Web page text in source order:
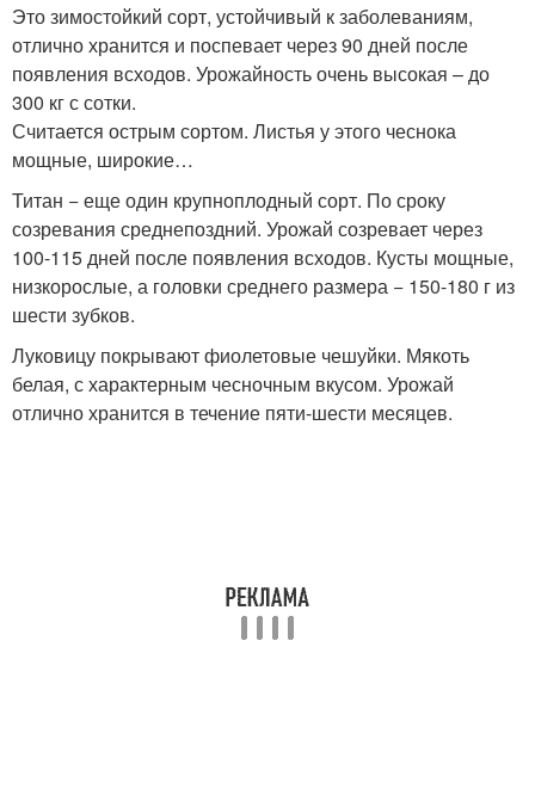
Это зимостойкий сорт, устойчивый к заболеваниям,
отлично хранится и поспевает через 90 дней после
появления всходов. Урожайность очень высокая – до
300 кг с сотки.
Считается острым сортом. Листья у этого чеснока
мощные, широкие…
Титан − еще один крупноплодный сорт. По сроку
созревания среднепоздний. Урожай созревает через
100-115 дней после появления всходов. Кусты мощные,
низкорослые, а головки среднего размера − 150-180 г из
шести зубков.
Луковицу покрывают фиолетовые чешуйки. Мякоть
белая, с характерным чесночным вкусом. Урожай
отлично хранится в течение пяти-шести месяцев.